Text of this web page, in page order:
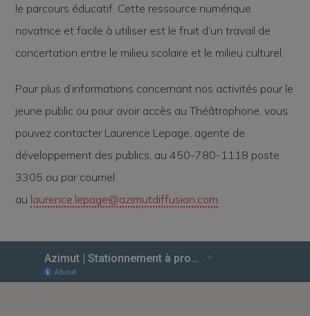
le parcours éducatif. Cette ressource numérique
novatrice et facile à utiliser est le fruit d’un travail de
concertation entre le milieu scolaire et le milieu culturel.
Pour plus d’informations concernant nos activités pour le
jeune public ou pour avoir accès au Théâtrophone, vous
pouvez contacter Laurence Lepage, agente de
développement des publics, au 450-780-1118 poste
3305 ou par courriel
au laurence.lepage@azimutdiffusion.com.